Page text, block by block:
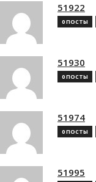
51922
0 ПОСТЫ
51930
0 ПОСТЫ
51974
0 ПОСТЫ
51995